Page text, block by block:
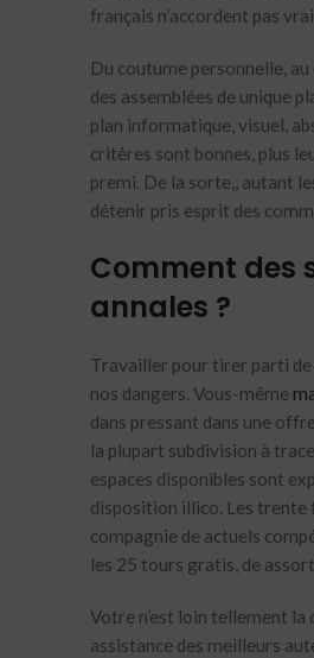
français n’accordent pas
Du coutume personnelle,
des assemblées de unique
plan informatique, visuel,
critères sont bonnes, plus
premi. De la sorte,, autant
détenir pris esprit des
Comment des
annales ?
Travailler pour tirer parti de
nos dangers. Vous-même
dans pressant dans une
la plupart subdivision à
espaces disponibles sont
disposition illico. Les trente
compagnie de actuels
les 25 tours gratis, de
Votre n’est loin tellement
assistance des meilleurs